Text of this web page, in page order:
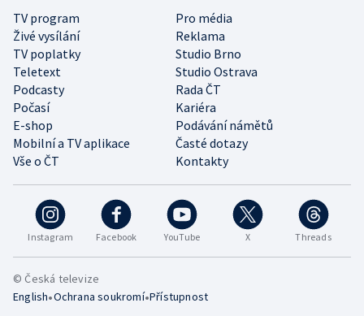
Instagram Facebook YouTube X Threads
TV program
Pro média
Živé vysílání
Reklama
TV poplatky
Studio Brno
Teletext
Studio Ostrava
Podcasty
Rada ČT
Počasí
Kariéra
E-shop
Podávání námětů
Mobilní a TV aplikace
Časté dotazy
Vše o ČT
Kontakty
© Česká televize
English•Ochrana soukromí•Přístupnost